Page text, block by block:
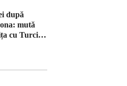
după
mută
cu Turcia